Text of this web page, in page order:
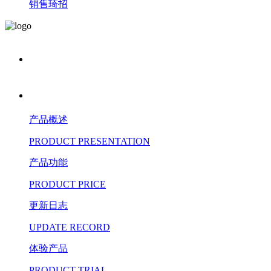
销售琦招
产品概述
PRODUCT PRESENTATION
产品功能
PRODUCT PRICE
更新日志
UPDATE RECORD
体验产品